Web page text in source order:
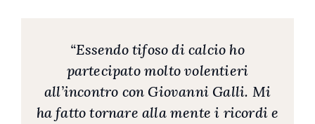
“Essendo tifoso di calcio ho
partecipato molto volentieri
all’incontro con Giovanni Galli. Mi
ha fatto tornare alla mente i ricordi e